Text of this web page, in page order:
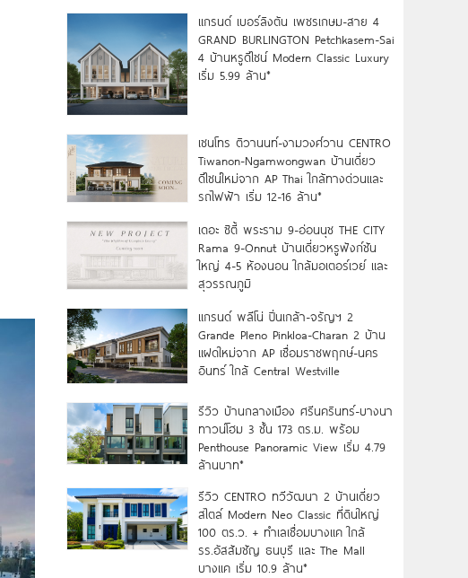
แกรนด์ เบอร์ลิงตัน เพชรเกษม-สาย 4
GRAND BURLINGTON Petchkasem-Sai
4 บ้านหรูดีไซน์ Modern Classic Luxury
เริ่ม 5.99 ล้าน*
เซนโทร ติวานนท์-งามวงศ์วาน CENTRO
Tiwanon-Ngamwongwan บ้านเดี่ยว
ดีไซน์ใหม่จาก AP Thai ใกล้ทางด่วนและ
รถไฟฟ้า เริ่ม 12-16 ล้าน*
เดอะ ซิตี้ พระราม 9-อ่อนนุช THE CITY
Rama 9-Onnut บ้านเดี่ยวหรูฟังก์ชัน
ใหญ่ 4-5 ห้องนอน ใกล้มอเตอร์เวย์ และ
สุวรรณภูมิ
แกรนด์ พลีโน่ ปิ่นเกล้า-จรัญฯ 2
Grande Pleno Pinkloa-Charan 2 บ้าน
แฝดใหม่จาก AP เชื่อมราชพฤกษ์-นคร
อินทร์ ใกล้ Central Westville
รีวิว บ้านกลางเมือง ศรีนครินทร์-บางนา
ทาวน์โฮม 3 ชั้น 173 ตร.ม. พร้อม
Penthouse Panoramic View เริ่ม 4.79
ล้านบาท*
รีวิว CENTRO ทวีวัฒนา 2 บ้านเดี่ยว
สไตล์ Modern Neo Classic ที่ดินใหญ่
100 ตร.ว. + ทำเลเชื่อมบางแค ใกล้
รร.อัสสัมชัญ ธนบุรี และ The Mall
บางแค เริ่ม 10.9 ล้าน*